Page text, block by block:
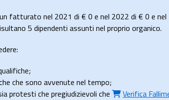
un fatturato nel 2021 di € 0 e nel 2022 di € 0 e
5 dipendenti assunti nel proprio organico.
che sono avvenute nel tempo;
protesti che pregiudizievoli che Verifica